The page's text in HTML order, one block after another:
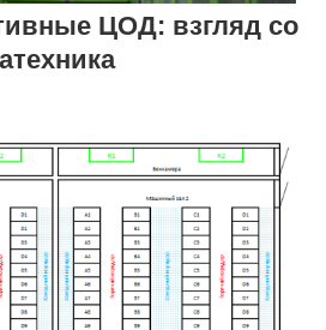
ЦОД: взгляд со